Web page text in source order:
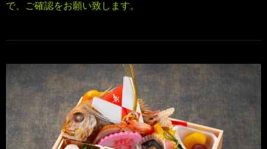
で、ご確認をお願い致します。